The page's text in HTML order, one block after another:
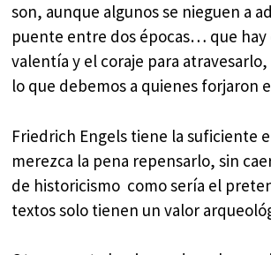
son, aunque algunos se nieguen a
puente entre dos épocas… que hay
valentía y el coraje para
lo que debemos a quienes forjaron
Friedrich Engels tiene la suficiente
merezca la pena repensarlo, sin
de historicismo como sería el
textos solo tienen un valor